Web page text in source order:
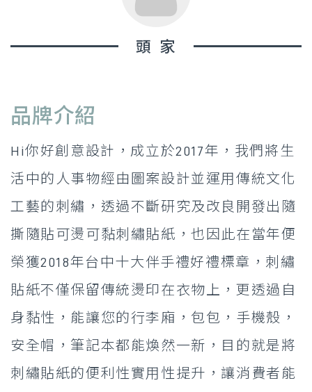
頭家
品牌介紹
Hi你好創意設計，成立於2017年，我們將生
活中的人事物經由圖案設計並運用傳統文化
工藝的刺繡，透過不斷研究及改良開發出隨
撕隨貼可燙可黏刺繡貼紙，也因此在當年便
榮獲2018年台中十大伴手禮好禮標章，刺繡
貼紙不僅保留傳統燙印在衣物上，更透過自
身黏性，能讓您的行李廂，包包，手機殼，
安全帽，筆記本都能煥然一新，目的就是將
刺繡貼紙的便利性實用性提升，讓消費者能